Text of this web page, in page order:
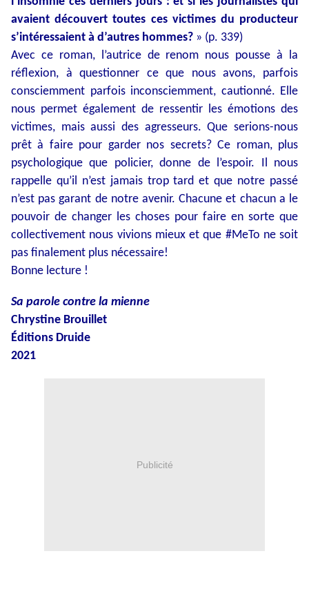
avaient découvert toutes ces victimes du producteur
s’intéressaient à d’autres hommes? » (p. 339)
Avec ce roman, l’autrice de renom nous pousse à la
réflexion, à questionner ce que nous avons, parfois
consciemment parfois inconsciemment, cautionné. Elle
nous permet également de ressentir les émotions des
victimes, mais aussi des agresseurs. Que serions-nous
prêt à faire pour garder nos secrets? Ce roman, plus
psychologique que policier, donne de l’espoir. Il nous
rappelle qu’il n’est jamais trop tard et que notre passé
n’est pas garant de notre avenir. Chacune et chacun a le
pouvoir de changer les choses pour faire en sorte que
collectivement nous vivions mieux et que #MeTo ne soit
pas finalement plus nécessaire!
Bonne lecture !
Sa parole contre la mienne
Chrystine Brouillet
Éditions Druide
2021
Publicité